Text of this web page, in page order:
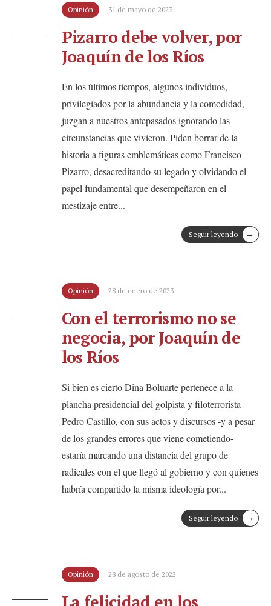
Opinión 31 de mayo de 2023
Pizarro debe volver, por
Joaquín de los Ríos
En los últimos tiempos, algunos individuos,
privilegiados por la abundancia y la comodidad,
juzgan a nuestros antepasados ignorando las
circunstancias que vivieron. Piden borrar de la
historia a figuras emblemáticas como Francisco
Pizarro, desacreditando su legado y olvidando el
papel fundamental que desempeñaron en el
mestizaje entre...
Seguir leyendo →
Opinión 28 de enero de 2023
Con el terrorismo no se
negocia, por Joaquín de
los Ríos
Si bien es cierto Dina Boluarte pertenece a la
plancha presidencial del golpista y filoterrorista
Pedro Castillo, con sus actos y discursos -y a pesar
de los grandes errores que viene cometiendo-
estaría marcando una distancia del grupo de
radicales con el que llegó al gobierno y con quienes
habría compartido la misma ideología por...
Seguir leyendo →
Opinión 28 de agosto de 2022